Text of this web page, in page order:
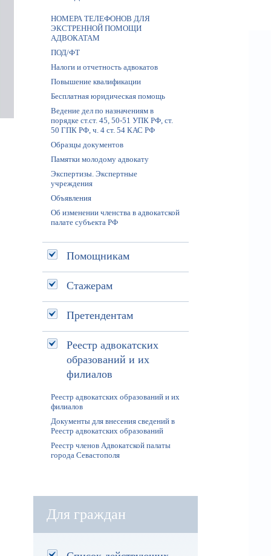
НОМЕРА ТЕЛЕФОНОВ ДЛЯ
ЭКСТРЕННОЙ ПОМОЩИ
АДВОКАТАМ
ПОД/ФТ
Налоги и отчетность адвокатов
Повышение квалификации
Бесплатная юридическая помощь
Ведение дел по назначениям в
порядке ст.ст. 45, 50-51 УПК РФ, ст.
50 ГПК РФ, ч. 4 ст. 54 КАС РФ
Образцы документов
Памятки молодому адвокату
Экспертизы. Экспертные
учреждения
Объявления
Об изменении членства в адвокатской
палате субъекта РФ
Помощникам
Стажерам
Претендентам
Реестр адвокатских
образований и их
филиалов
Реестр адвокатских образований и их
филиалов
Документы для внесения сведений в
Реестр адвокатских образований
Реестр членов Адвокатской палаты
города Севастополя
Для граждан